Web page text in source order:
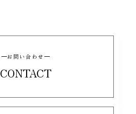
お問い合わせ
CONTACT